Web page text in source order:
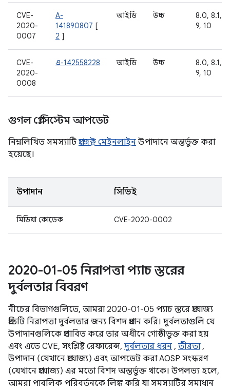
CVE-
2020-
0007
A-
141890807 [
2 ]
আইডি উচ্চ
8.0, 8.1,
9, 10
CVE-
2020-
0008
এ-142558228 আইডি উচ্চ
8.0, 8.1,
9, 10
গুগল প্লে সিস্টেম আপডেট
নিম্নলিখিত সমস্যাটি প্রজেক্ট মেইনলাইন উপাদানে অন্তর্ভুক্ত করা
হয়েছে।
উপাদান সিভিই
মিডিয়া কোডেক CVE-2020-0002
2020-01-05 নিরাপত্তা প্যাচ স্তরের
দুর্বলতার বিবরণ
নীচের বিভাগগুলিতে, আমরা 2020-01-05 প্যাচ স্তরে প্রযোজ্য
প্রতিটি নিরাপত্তা দুর্বলতার জন্য বিশদ প্রদান করি। দুর্বলতাগুলি যে
উপাদানগুলিকে প্রভাবিত করে তার অধীনে গোষ্ঠীভুক্ত করা হয়
এবং এতে CVE, সংশ্লিষ্ট রেফারেন্স, দুর্বলতার ধরন , তীব্রতা,
উপাদান (যেখানে প্রযোজ্য) এবং আপডেট করা AOSP সংস্করণ
(যেখানে প্রযোজ্য) এর মতো বিশদ অন্তর্ভুক্ত থাকে। উপলভ্য হলে,
আমরা পাবলিক পরিবর্তনকে লিঙ্ক করি যা সমস্যাটির সমাধান